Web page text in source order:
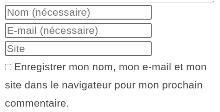
Enregistrer mon nom, mon e-mail et mon
site dans le navigateur pour mon prochain
commentaire.